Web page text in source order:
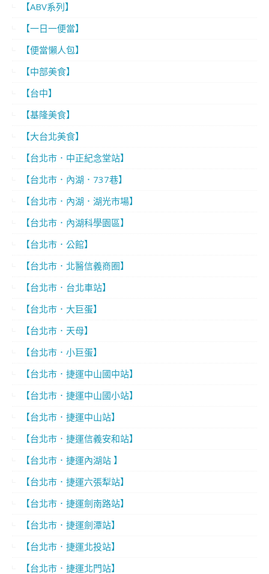
【ABV系列】
【一日一便當】
【便當懶人包】
【中部美食】
【台中】
【基隆美食】
【大台北美食】
【台北市．中正紀念堂站】
【台北市．內湖．737巷】
【台北市．內湖．湖光市場】
【台北市．內湖科學園區】
【台北市．公館】
【台北市．北醫信義商圈】
【台北市．台北車站】
【台北市．大巨蛋】
【台北市．天母】
【台北市．小巨蛋】
【台北市．捷運中山國中站】
【台北市．捷運中山國小站】
【台北市．捷運中山站】
【台北市．捷運信義安和站】
【台北市．捷運內湖站 】
【台北市．捷運六張犁站】
【台北市．捷運劍南路站】
【台北市．捷運劍潭站】
【台北市．捷運北投站】
【台北市．捷運北門站】